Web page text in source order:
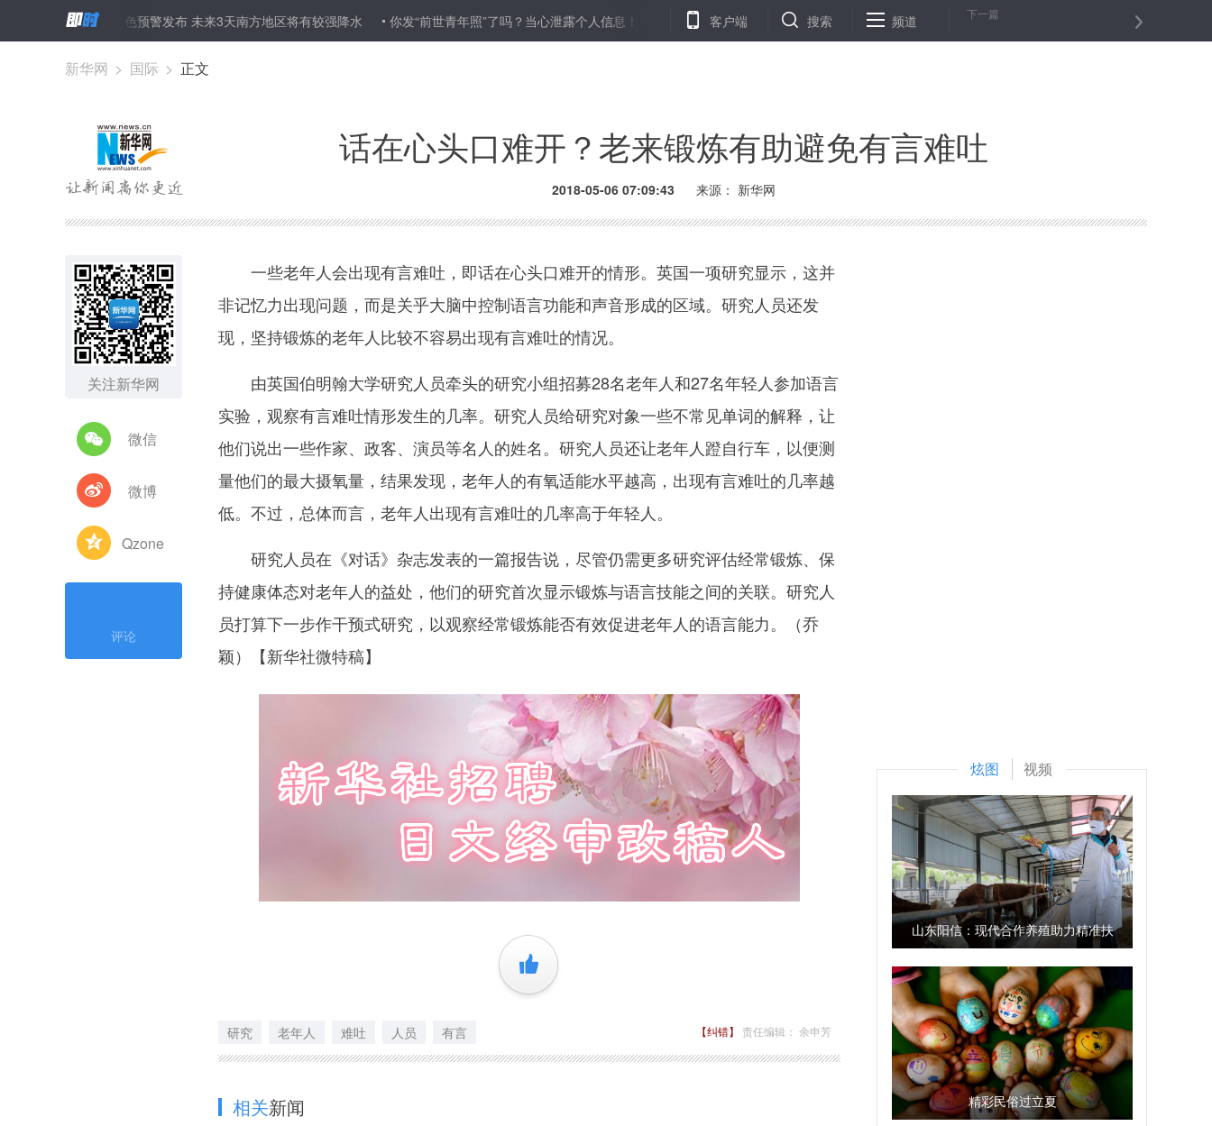
暴雨黄色预警发布 未来3天南方地区将有较强降水 你发“前世青年照”了吗？当心泄露个人信息！ 姚明的“奥运第四问”：盼00后运动员继续为国旗奋斗 人民日报：一些群众“怕”干事创业 脱贫需补精神之
客户端 搜索 频道 下一篇
新华网 > 国际 > 正文
话在心头口难开？老来锻炼有助避免有言难吐
2018-05-06 07:09:43 来源： 新华网
关注新华网
微信
微博
Qzone
评论
一些老年人会出现有言难吐，即话在心头口难开的情形。英国一项研究显示，这并
非记忆力出现问题，而是关乎大脑中控制语言功能和声音形成的区域。研究人员还发
现，坚持锻炼的老年人比较不容易出现有言难吐的情况。
由英国伯明翰大学研究人员牵头的研究小组招募28名老年人和27名年轻人参加语言
实验，观察有言难吐情形发生的几率。研究人员给研究对象一些不常见单词的解释，让
他们说出一些作家、政客、演员等名人的姓名。研究人员还让老年人蹬自行车，以便测
量他们的最大摄氧量，结果发现，老年人的有氧适能水平越高，出现有言难吐的几率越
低。不过，总体而言，老年人出现有言难吐的几率高于年轻人。
研究人员在《对话》杂志发表的一篇报告说，尽管仍需更多研究评估经常锻炼、保
持健康体态对老年人的益处，他们的研究首次显示锻炼与语言技能之间的关联。研究人
员打算下一步作干预式研究，以观察经常锻炼能否有效促进老年人的语言能力。（乔
颖）【新华社微特稿】
+1
研究 老年人 难吐 人员 有言 【纠错】 责任编辑： 余申芳
相关新闻
炫图 视频
山东阳信：现代合作养殖助力精准扶
精彩民俗过立夏